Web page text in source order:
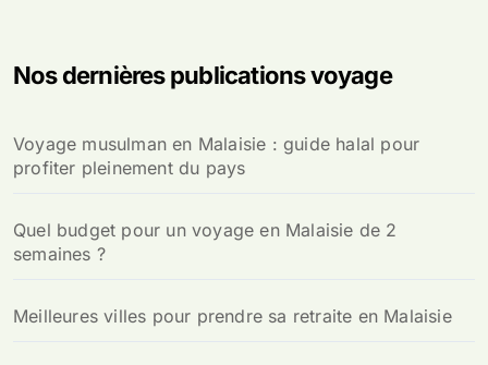
r
e
r
Nos dernières publications voyage
Voyage musulman en Malaisie : guide halal pour
profiter pleinement du pays
Quel budget pour un voyage en Malaisie de 2
semaines ?
Meilleures villes pour prendre sa retraite en Malaisie